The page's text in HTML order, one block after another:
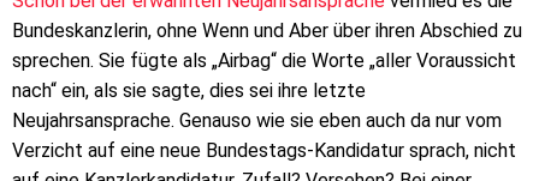
Bundeskanzlerin, ohne Wenn und Aber über ihren Abschied zu
sprechen. Sie fügte als „Airbag“ die Worte „aller Voraussicht
nach“ ein, als sie sagte, dies sei ihre letzte
Neujahrsansprache. Genauso wie sie eben auch da nur vom
Verzicht auf eine neue Bundestags-Kandidatur sprach, nicht